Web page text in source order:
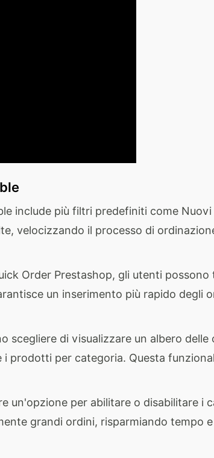
include più filtri predefiniti come
velocizzando il processo di
Order Prestashop, gli utenti
un inserimento più rapido degli
scegliere di visualizzare un albero delle
prodotti per categoria. Questa
un'opzione per abilitare o disabilitare i
grandi ordini, risparmiando tempo